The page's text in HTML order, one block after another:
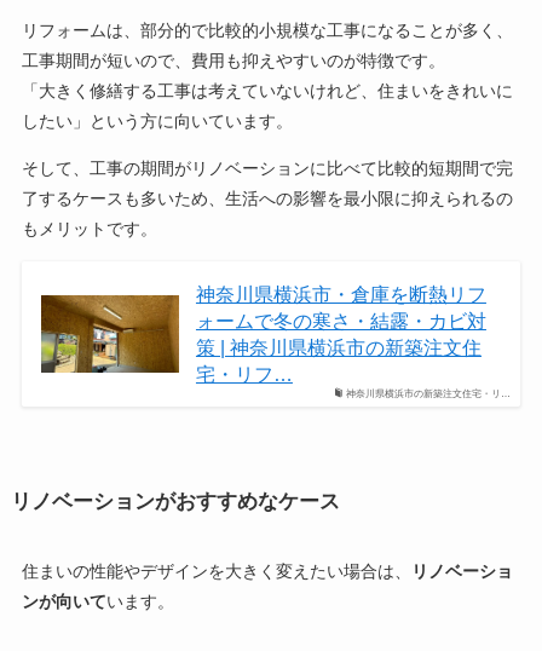
リフォームは、部分的で比較的小規模な工事になることが多く、
工事期間が短いので、費用も抑えやすいのが特徴です。
「大きく修繕する工事は考えていないけれど、住まいをきれいに
したい」という方に向いています。
そして、工事の期間がリノベーションに比べて比較的短期間で完
了するケースも多いため、生活への影響を最小限に抑えられるの
もメリットです。
神奈川県横浜市の新築注文住宅・リ…
神奈川県横浜市・倉庫を断熱リフ
ォームで冬の寒さ・結露・カビ対
策 | 神奈川県横浜市の新築注文住
宅・リフ…
リノベーションがおすすめなケース
住まいの性能やデザインを大きく変えたい場合は、
リノベーショ
ンが向いています。